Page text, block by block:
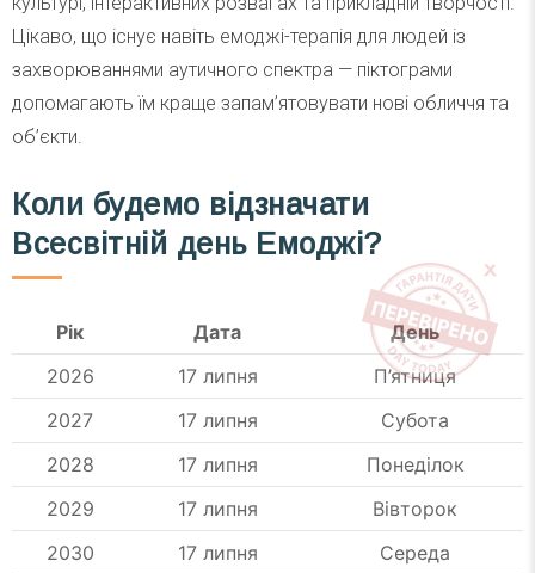
Цікаво, що існує навіть емоджі-терапія для людей із
захворюваннями аутичного спектра — піктограми
допомагають їм краще запам’ятовувати нові обличчя та
об’єкти.
Коли будемо відзначати
Всесвітній день Емоджі?
Рік Дата
День
2026
17 липня
П’ятниця
2027
17 липня
Субота
2028
17 липня
Понеділок
2029
17 липня
Вівторок
2030
17 липня Середа